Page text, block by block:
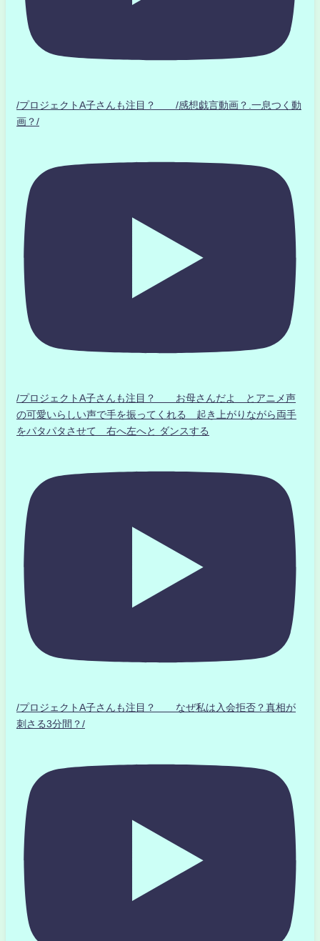
/プロジェクトA子さんも注目？ /感想戯言動画？.一息つく動
画？/
/プロジェクトA子さんも注目？ お母さんだよ とアニメ声
の可愛いらしい声で手を振ってくれる 起き上がりながら両手
をパタパタさせて 右へ左へと ダンスする
/プロジェクトA子さんも注目？ なぜ私は入会拒否？真相が
刺さる3分間？/